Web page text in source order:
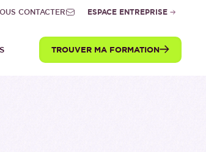
CONTACTER ESPACE ENTREPRISE
TROUVER MA FORMATION